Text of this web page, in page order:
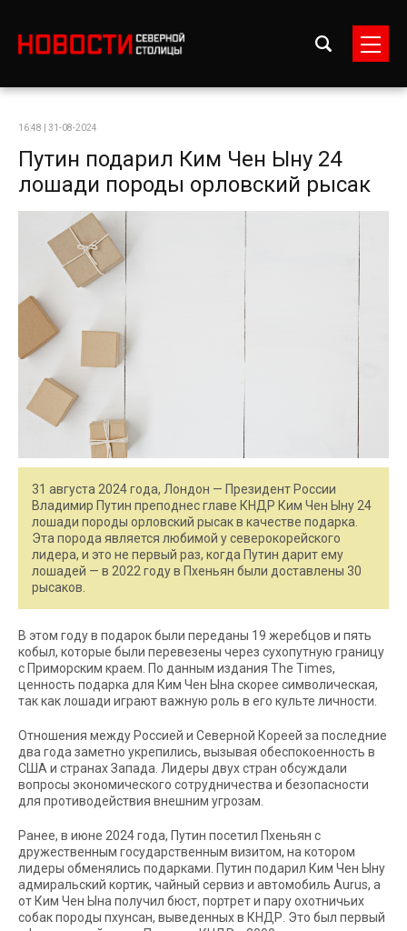
16:48 | 31-08-2024
Путин подарил Ким Чен Ыну 24
лошади породы орловский рысак
31 августа 2024 года, Лондон — Президент России
Владимир Путин преподнес главе КНДР Ким Чен Ыну 24
лошади породы орловский рысак в качестве подарка.
Эта порода является любимой у северокорейского
лидера, и это не первый раз, когда Путин дарит ему
лошадей — в 2022 году в Пхеньян были доставлены 30
рысаков.
В этом году в подарок были переданы 19 жеребцов и пять
кобыл, которые были перевезены через сухопутную границу
с Приморским краем. По данным издания The Times,
ценность подарка для Ким Чен Ына скорее символическая,
так как лошади играют важную роль в его культе личности.
Отношения между Россией и Северной Кореей за последние
два года заметно укрепились, вызывая обеспокоенность в
США и странах Запада. Лидеры двух стран обсуждали
вопросы экономического сотрудничества и безопасности
для противодействия внешним угрозам.
Ранее, в июне 2024 года, Путин посетил Пхеньян с
дружественным государственным визитом, на котором
лидеры обменялись подарками. Путин подарил Ким Чен Ыну
адмиральский кортик, чайный сервиз и автомобиль Aurus, а
от Ким Чен Ына получил бюст, портрет и пару охотничьих
собак породы пхунсан, выведенных в КНДР. Это был первый